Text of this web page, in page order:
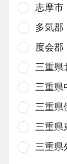
志摩市
多気郡
度会郡
三重県
三重県
三重県
三重県
三重県